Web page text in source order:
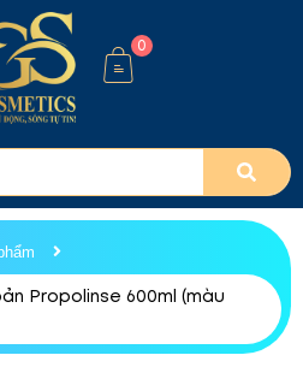
0
Propolinse 600ml (màu